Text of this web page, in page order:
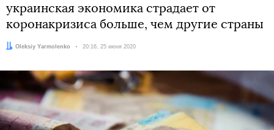
украинская экономика страдает от
коронакризиса больше, чем другие страны
Автор:
Oleksiy Yarmolenko Дата:
20:16, 25 июня 2020